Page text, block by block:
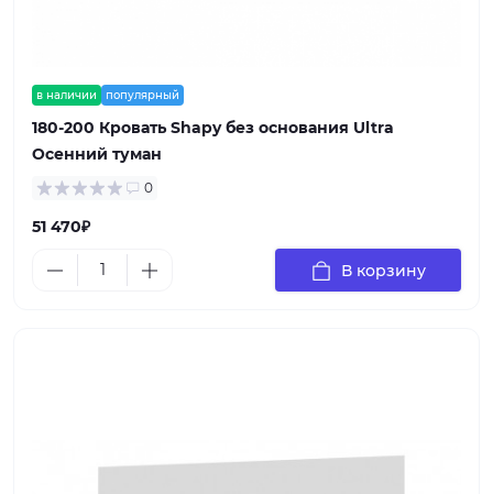
в наличии популярный
180-200 Кровать Shapy без основания Ultra
Осенний туман
0
51 470₽
В корзину